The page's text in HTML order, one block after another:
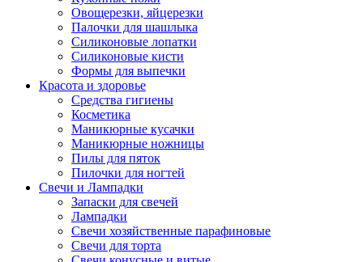
Овощерезки, яйцерезки
Палочки для шашлыка
Силиконовые лопатки
Силиконовые кисти
Формы для выпечки
Красота и здоровье
Средства гигиены
Косметика
Маникюрные кусачки
Маникюрные ножницы
Пилы для пяток
Пилочки для ногтей
Свечи и Лампадки
Запаски для свечей
Лампадки
Свечи хозяйственные парафиновые
Свечи для торта